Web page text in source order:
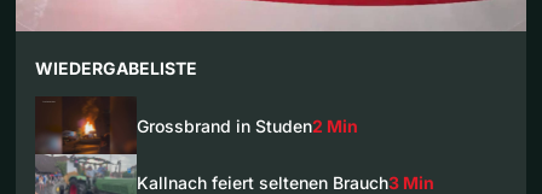
WIEDERGABELISTE
Grossbrand in Studen2 Min
Kallnach feiert seltenen Brauch3 Min